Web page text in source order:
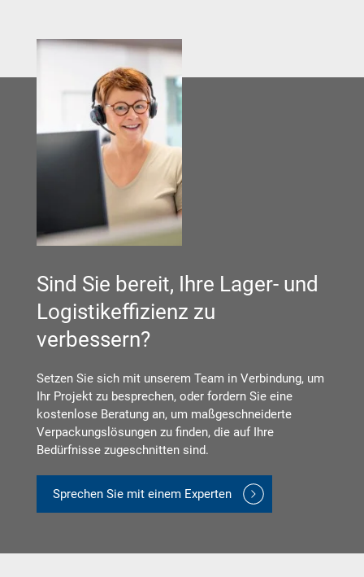
Sind Sie bereit, Ihre Lager- und
Logistikeffizienz zu
verbessern?
Setzen Sie sich mit unserem Team in Verbindung, um
Ihr Projekt zu besprechen, oder fordern Sie eine
kostenlose Beratung an, um maßgeschneiderte
Verpackungslösungen zu finden, die auf Ihre
Bedürfnisse zugeschnitten sind.
Sprechen Sie mit einem Experten